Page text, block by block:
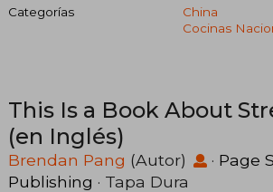
Categorías
China
Cocinas
This Is a Book About
(en Inglés)
Brendan Pang (Autor) · Page
Publishing · Tapa Dura